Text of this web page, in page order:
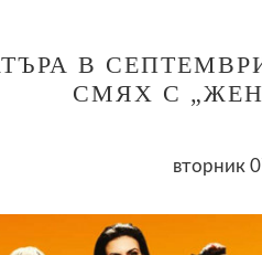
В
СМЯХ С
вторник